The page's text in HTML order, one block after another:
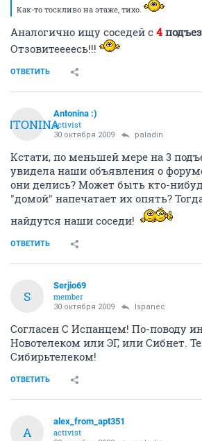
Как-то тоскливо на этаже, тихо.
Аналогично ищу соседей c 4
Отзовитеееесь!!!
ОТВЕТИТЬ
Antonina :)
activist
30 октября 2009 paladin
Кстати, по меньшей мере на 3
увидела наши объявления о
они делись? Может быть кто-
"домой" напечатает их опять?
найдутся наши соседи!
ОТВЕТИТЬ
S
Serjio69
member
30 октября 2009 Ispanec
Согласен С Испанцем! По-поводу
Новотелеком или ЭГ, или Сибнет.
Сибирьтелеком!
ОТВЕТИТЬ
A
alex_from_apt351
activist